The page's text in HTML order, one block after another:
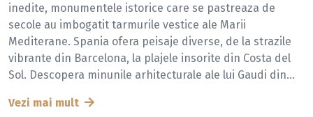
inedite, monumentele istorice care se pastreaza de
secole au imbogatit tarmurile vestice ale Marii
Mediterane. Spania ofera peisaje diverse, de la strazile
vibrante din Barcelona, la plajele insorite din Costa del
Sol. Descopera minunile arhitecturale ale lui Gaudi din...
Vezi mai mult